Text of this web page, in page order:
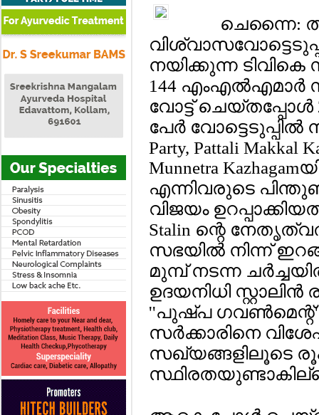
ചെന്നൈ:
നയിക്കുന്ന ടിവികെ
144 എംഎല്‍എമാര്‍
വോട്ട്
പേര്‍ വോട്ടെടുപ്പില്‍
Party, Pattali Makkal
Munnetra
എന്നിവരുടെ
വിജയം
Stalin ന്റെ
സഭയില്‍ നിന്ന്
മുമ്പ് നടന്ന
ഉദയനിധി
''പുഷ്പ
സര്‍ക്കാരിനെ
സഖ്യങ്ങളിലൂടെ